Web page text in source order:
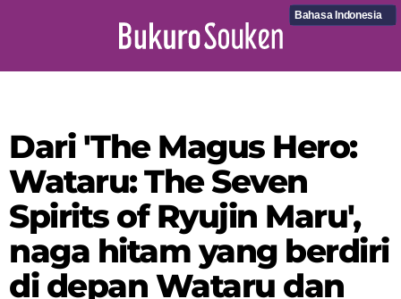
Bahasa Indonesia
Dari 'The Magus Hero:
Wataru: The Seven
Spirits of Ryujin Maru',
naga hitam yang berdiri
di depan Wataru dan